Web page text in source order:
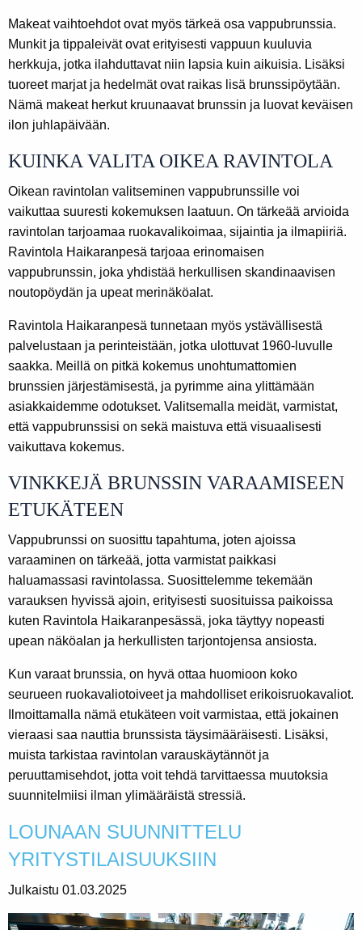
Makeat vaihtoehdot ovat myös tärkeä osa vappubrunssia.
Munkit ja tippaleivät ovat erityisesti vappuun kuuluvia
herkkuja, jotka ilahduttavat niin lapsia kuin aikuisia. Lisäksi
tuoreet marjat ja hedelmät ovat raikas lisä brunssipöytään.
Nämä makeat herkut kruunaavat brunssin ja luovat keväisen
ilon juhlapäivään.
KUINKA VALITA OIKEA RAVINTOLA
Oikean ravintolan valitseminen vappubrunssille voi
vaikuttaa suuresti kokemuksen laatuun. On tärkeää arvioida
ravintolan tarjoamaa ruokavalikoimaa, sijaintia ja ilmapiiriä.
Ravintola Haikaranpesä tarjoaa erinomaisen
vappubrunssin, joka yhdistää herkullisen skandinaavisen
noutopöydän ja upeat merinäköalat.
Ravintola Haikaranpesä tunnetaan myös ystävällisestä
palvelustaan ja perinteistään, jotka ulottuvat 1960-luvulle
saakka. Meillä on pitkä kokemus unohtumattomien
brunssien järjestämisestä, ja pyrimme aina ylittämään
asiakkaidemme odotukset. Valitsemalla meidät, varmistat,
että vappubrunssisi on sekä maistuva että visuaalisesti
vaikuttava kokemus.
VINKKEJÄ BRUNSSIN VARAAMISEEN
ETUKÄTEEN
Vappubrunssi on suosittu tapahtuma, joten ajoissa
varaaminen on tärkeää, jotta varmistat paikkasi
haluamassasi ravintolassa. Suosittelemme tekemään
varauksen hyvissä ajoin, erityisesti suosituissa paikoissa
kuten Ravintola Haikaranpesässä, joka täyttyy nopeasti
upean näköalan ja herkullisten tarjontojensa ansiosta.
Kun varaat brunssia, on hyvä ottaa huomioon koko
seurueen ruokavaliotoiveet ja mahdolliset erikoisruokavaliot.
Ilmoittamalla nämä etukäteen voit varmistaa, että jokainen
vieraasi saa nauttia brunssista täysimääräisesti. Lisäksi,
muista tarkistaa ravintolan varauskäytännöt ja
peruuttamisehdot, jotta voit tehdä tarvittaessa muutoksia
suunnitelmiisi ilman ylimääräistä stressiä.
LOUNAAN SUUNNITTELU
YRITYSTILAISUUKSIIN
Julkaistu 01.03.2025